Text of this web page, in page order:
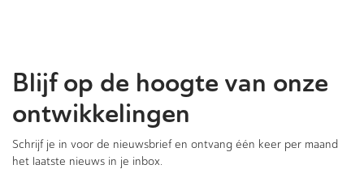
Blijf op de hoogte van onze
ontwikkelingen
Schrijf je in voor de nieuwsbrief en ontvang één keer per maand
het laatste nieuws in je inbox.